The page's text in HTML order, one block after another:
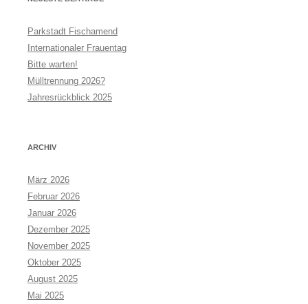
Parkstadt Fischamend
Internationaler Frauentag
Bitte warten!
Mülltrennung 2026?
Jahresrückblick 2025
ARCHIV
März 2026
Februar 2026
Januar 2026
Dezember 2025
November 2025
Oktober 2025
August 2025
Mai 2025